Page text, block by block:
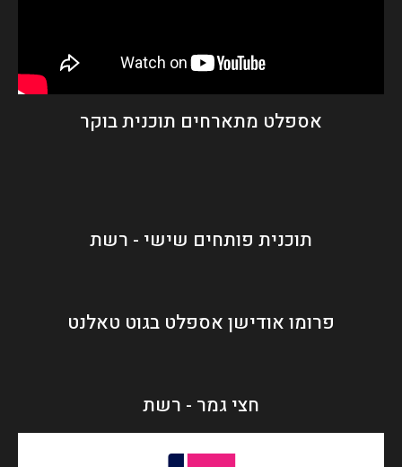
אספלט מתארחים תוכנית בוקר
תוכנית פותחים שישי - רשת
פרומו אודישן אספלט בגוט טאלנט
חצי גמר - רשת